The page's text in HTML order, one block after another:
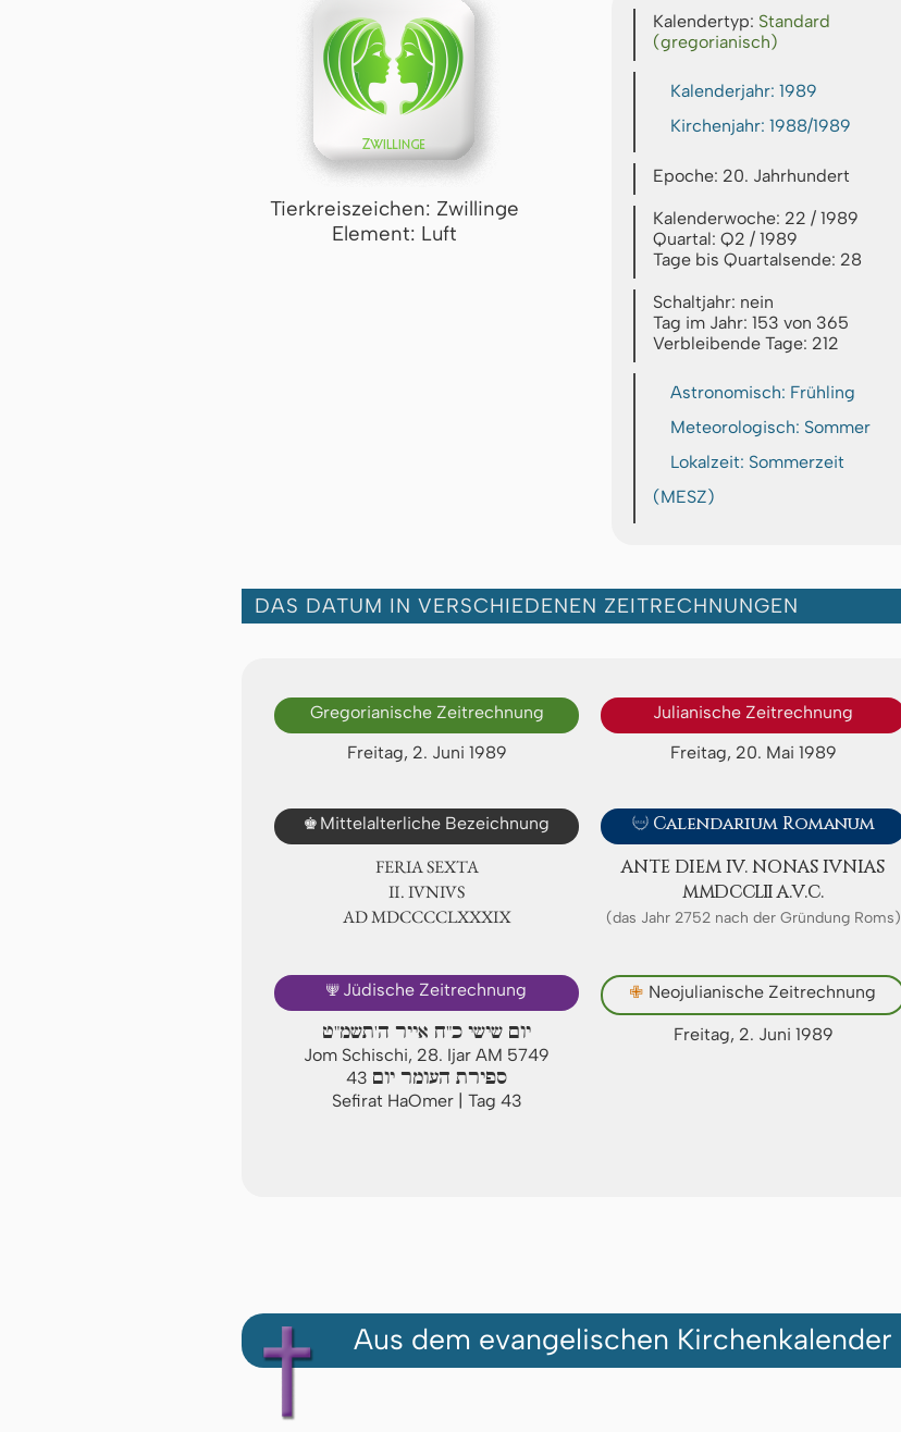
Tierkreiszeichen: Zwillinge
Element: Luft
Kalendertyp: Standard
(gregorianisch)
Kalenderjahr: 1989
Kirchenjahr: 1988/1989
Epoche: 20. Jahrhundert
Kalenderwoche: 22 / 1989
Quartal: Q2 / 1989
Tage bis Quartalsende: 28
Schaltjahr: nein
Tag im Jahr: 153 von 365
Verbleibende Tage: 212
Astronomisch: Frühling
Meteorologisch: Sommer
Lokalzeit: Sommerzeit
(MESZ)
DAS DATUM IN VERSCHIEDENEN ZEITRECHNUNGEN
Gregorianische Zeitrechnung
Freitag, 2. Juni 1989
Julianische Zeitrechnung
Freitag, 20. Mai 1989
♚ Mittelalterliche Bezeichnung
FERIA SEXTA
Ⅱ. IVNIVS
AD ⅯⅮⅭⅭⅭⅭⅬⅩⅩⅩⅨ
 Calendarium Romanum
ANTE DIEM IV. NONAS IVNIAS
ⅯⅯⅮⅭⅭⅬⅡ A.V.C.
(das Jahr 2752 nach der Gründung Roms)
🕎 Jüdische Zeitrechnung
יום שישי כ"ח אייר ה'תשמ"ט
Jom Schischi, 28. Ijar AM 5749
43 ספירת העומר יום
Sefirat HaOmer | Tag 43
✙ Neojulianische Zeitrechnung
Freitag, 2. Juni 1989
Aus dem evangelischen Kirchenkalender